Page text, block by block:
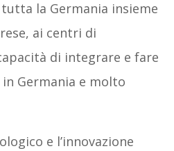
la Germania insieme
ai centri di
di integrare e fare
Germania e molto
e l’innovazione